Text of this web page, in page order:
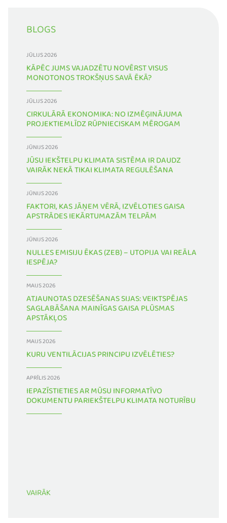
BLOGS
JŪLIJS 2026
KĀPĒC JUMS VAJADZĒTU NOVĒRST VISUS
MONOTONOS TROKŠŅUS SAVĀ ĒKĀ?
JŪLIJS 2026
CIRKULĀRĀ EKONOMIKA: NO IZMĒĢINĀJUMA
PROJEKTIEMLĪDZ RŪPNIECISKAM MĒROGAM
JŪNIJS 2026
JŪSU IEKŠTELPU KLIMATA SISTĒMA IR DAUDZ
VAIRĀK NEKĀ TIKAI KLIMATA REGULĒŠANA
JŪNIJS 2026
FAKTORI, KAS JĀŅEM VĒRĀ, IZVĒLOTIES GAISA
APSTRĀDES IEKĀRTUMAZĀM TELPĀM
JŪNIJS 2026
NULLES EMISIJU ĒKAS (ZEB) – UTOPIJA VAI REĀLA
IESPĒJA?
MAIJS 2026
ATJAUNOTAS DZESĒŠANAS SIJAS: VEIKTSPĒJAS
SAGLABĀŠANA MAINĪGAS GAISA PLŪSMAS
APSTĀKĻOS
MAIJS 2026
KURU VENTILĀCIJAS PRINCIPU IZVĒLĒTIES?
APRĪLIS 2026
IEPAZĪSTIETIES AR MŪSU INFORMATĪVO
DOKUMENTU PARIEKŠTELPU KLIMATA NOTURĪBU
VAIRĀK